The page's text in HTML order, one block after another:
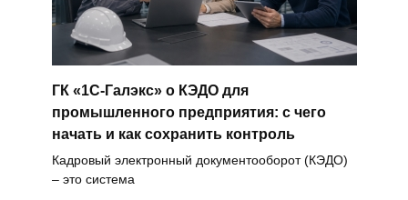
ГК «1С-Галэкс» о КЭДО для
промышленного предприятия: с чего
начать и как сохранить контроль
Кадровый электронный документооборот (КЭДО)
– это система